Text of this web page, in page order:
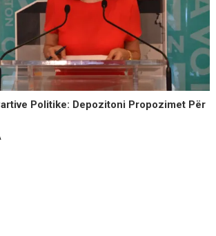
Politike: Depozitoni Propozimet Për